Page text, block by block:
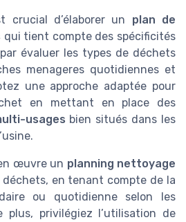
crucial d’élaborer un plan de
qui tient compte des spécificités
évaluer les types de déchets
menageres quotidiennes et
une approche adaptée pour
en mettant en place des
usages bien situés dans les
œuvre un planning nettoyage
déchets, en tenant compte de la
ou quotidienne selon les
plus, privilégiez l’utilisation de